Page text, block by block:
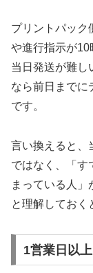
プリントパック
や進行指示が10
当日発送が難し
なら前日までに
です。
言い換えると、
ではなく、「す
まっている人
と理解しておく
1営業日以